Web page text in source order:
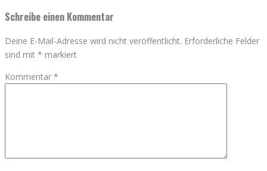
Schreibe einen Kommentar
Deine E-Mail-Adresse wird nicht veröffentlicht. Erforderliche Felder
sind mit * markiert
Kommentar *